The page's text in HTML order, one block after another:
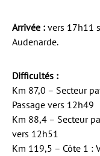
Arrivée : vers 17h11
Audenarde.
Difficultés :
Km 87,0 – Secteur
Passage vers 12h49
Km 88,4 – Secteur
vers 12h51
Km 119,5 – Côte 1 :